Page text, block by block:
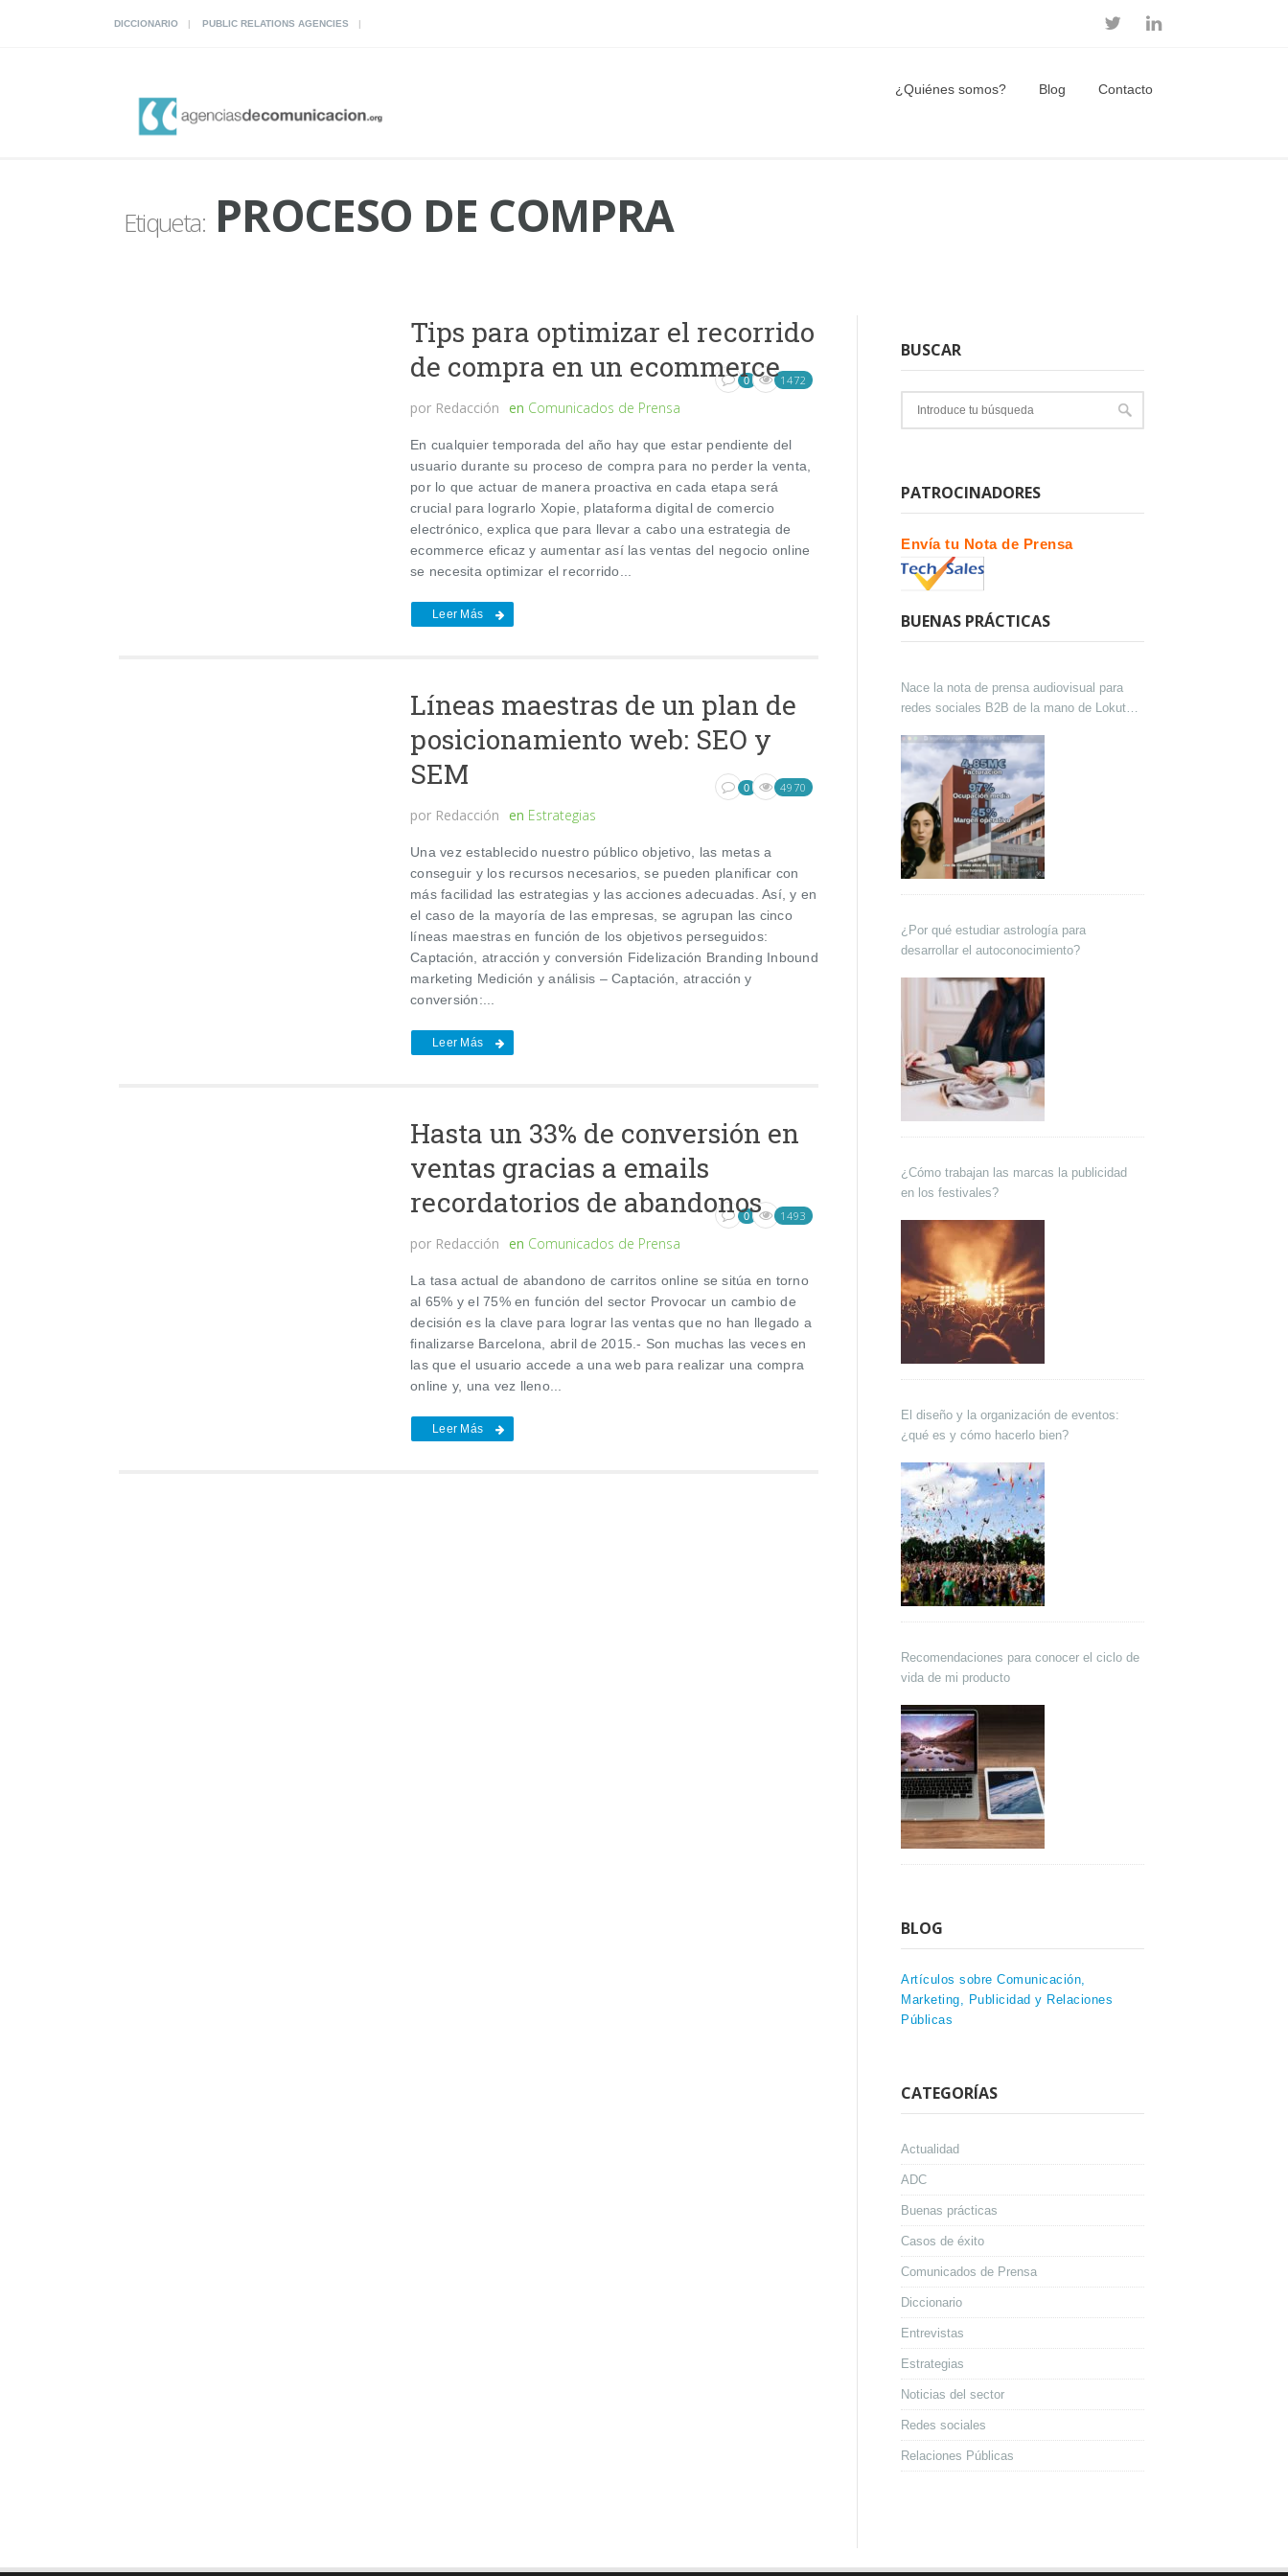
DICCIONARIO PUBLIC RELATIONS AGENCIES
¿Quiénes somos? Blog Contacto
Etiqueta:PROCESO DE COMPRA
Tips para optimizar el recorrido
de compra en un ecommerce
por Redacción en Comunicados de Prensa
0 1472
En cualquier temporada del año hay que estar pendiente del
usuario durante su proceso de compra para no perder la venta,
por lo que actuar de manera proactiva en cada etapa será
crucial para lograrlo Xopie, plataforma digital de comercio
electrónico, explica que para llevar a cabo una estrategia de
ecommerce eficaz y aumentar así las ventas del negocio online
se necesita optimizar el recorrido...
Leer Más
Líneas maestras de un plan de
posicionamiento web: SEO y
SEM
por Redacción en Estrategias
0 4970
Una vez establecido nuestro público objetivo, las metas a
conseguir y los recursos necesarios, se pueden planificar con
más facilidad las estrategias y las acciones adecuadas. Así, y en
el caso de la mayoría de las empresas, se agrupan las cinco
líneas maestras en función de los objetivos perseguidos:
Captación, atracción y conversión Fidelización Branding Inbound
marketing Medición y análisis – Captación, atracción y
conversión:...
Leer Más
Hasta un 33% de conversión en
ventas gracias a emails
recordatorios de abandonos
por Redacción en Comunicados de Prensa
0 1493
La tasa actual de abandono de carritos online se sitúa en torno
al 65% y el 75% en función del sector Provocar un cambio de
decisión es la clave para lograr las ventas que no han llegado a
finalizarse Barcelona, abril de 2015.- Son muchas las veces en
las que el usuario accede a una web para realizar una compra
online y, una vez lleno...
Leer Más
BUSCAR
PATROCINADORES
Envía tu Nota de Prensa
BUENAS PRÁCTICAS
Nace la nota de prensa audiovisual para
redes sociales B2B de la mano de Lokutor
¿Por qué estudiar astrología para
desarrollar el autoconocimiento?
¿Cómo trabajan las marcas la publicidad
en los festivales?
El diseño y la organización de eventos:
¿qué es y cómo hacerlo bien?
Recomendaciones para conocer el ciclo de
vida de mi producto
BLOG
Artículos sobre Comunicación,
Marketing, Publicidad y Relaciones
Públicas
CATEGORÍAS
Actualidad
ADC
Buenas prácticas
Casos de éxito
Comunicados de Prensa
Diccionario
Entrevistas
Estrategias
Noticias del sector
Redes sociales
Relaciones Públicas